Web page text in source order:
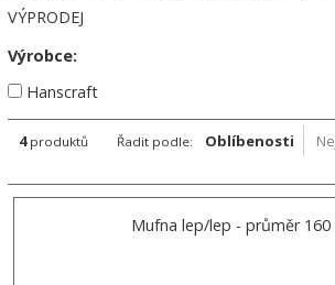
VÝPRODEJ
Výrobce:
Hanscraft
4 produktů Řadit podle: Oblíbenosti
Mufna lep/lep - průměr 160